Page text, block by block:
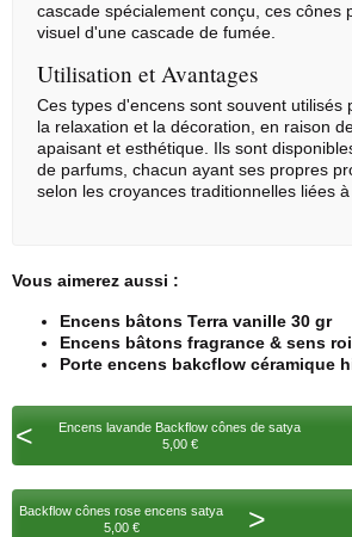
cascade spécialement conçu, ces cônes
visuel d'une cascade de fumée.
Utilisation et Avantages
Ces types d'encens sont souvent utilisés
la relaxation et la décoration, en raison
apaisant et esthétique. Ils sont
de parfums, chacun ayant ses propres
selon les croyances traditionnelles liées
Vous aimerez aussi :
Encens bâtons Terra vanille 30 gr
Encens bâtons fragrance & sens
Porte encens bakcflow céramique
<
Encens lavande Backflow cônes de satya
5,00 €
Backflow cônes rose encens satya
5,00 €
>